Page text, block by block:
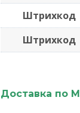
Штрихкод
Штрихкод
Доставка по